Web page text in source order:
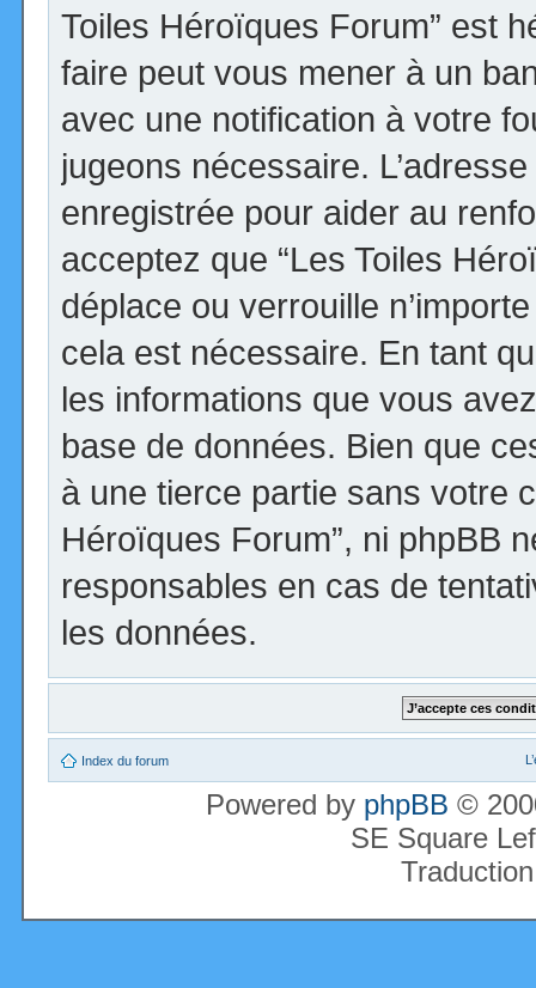
Toiles Héroïques Forum” est
faire peut vous mener à un
avec une notification à votre
jugeons nécessaire.
enregistrée pour aider au
acceptez que “Les Toiles
déplace ou verrouille
cela est nécessaire. En tant
les informations que vous
base de données. Bien que
à une tierce partie sans votre
Héroïques Forum”, ni phpBB
responsables en cas de
les données.
Index du forum
Powered by phpBB ©
SE Square